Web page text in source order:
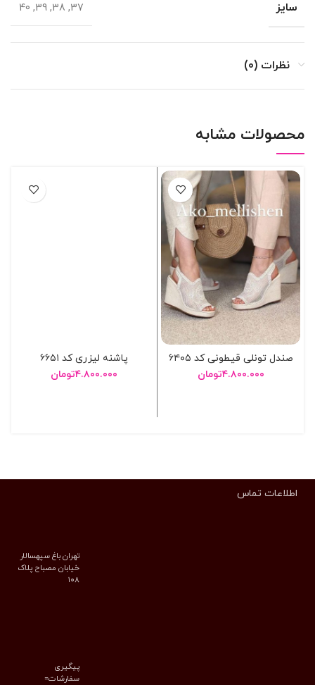
سایز 37, 38, 39, 40
نظرات (0)
محصولات مشابه
صندل تونلی قیطونی کد ۶۴۰۵
۴.۸۰۰.۰۰۰تومان
پاشنه لیزری کد ۶۶۵۱
۴.۸۰۰.۰۰۰تومان
اطلاعات تماس
تهران باغ سپهسالار
خیابان مصباح پلاک
۱۰۸
پیگیری
سفارشات=